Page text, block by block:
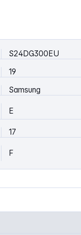
S24DG300EU
19
Samsung
E
17
F